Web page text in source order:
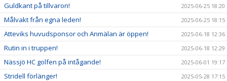
Guldkant på tillvaron! 2025-06-25 18:20
Målvakt från egna leden! 2025-06-25 18:15
Atteviks huvudsponsor och Anmälan är öppen! 2025-06-18 12:36
Rutin in i truppen! 2025-06-18 12:29
Nässjö HC golfen på intågande! 2025-06-01 19:17
Stridell förlänger! 2025-05-28 17:15